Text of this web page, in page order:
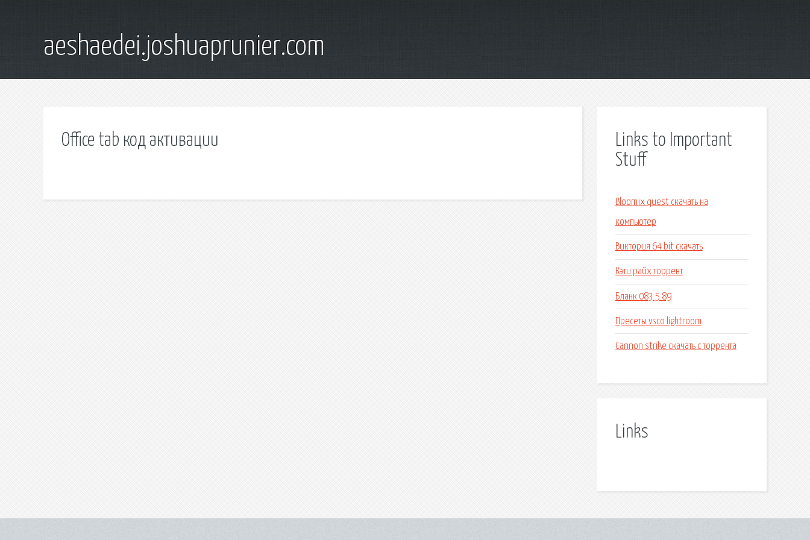
aeshaedei.joshuaprunier.com
Office tab код активации
Links to Important
Stuff
Bloomix quest скачать на
компьютер
Виктория 64 bit скачать
Кэти райх торрент
Бланк 083 5 89
Пресеты vsco lightroom
Cannon strike скачать с торрента
Links